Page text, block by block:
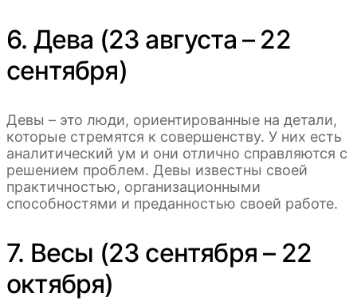
6. Дева (23 августа – 22
сентября)
Девы – это люди, ориентированные на детали,
которые стремятся к совершенству. У них есть
аналитический ум и они отлично справляются с
решением проблем. Девы известны своей
практичностью, организационными
способностями и преданностью своей работе.
7. Весы (23 сентября – 22
октября)